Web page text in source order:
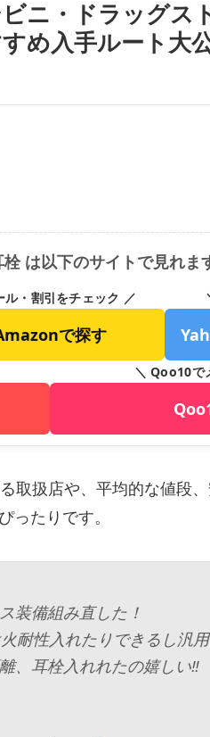
ニ・ドラッグス
め入手ルート大
は以下のサイトで見れま
ル・割引をチェック ／
で探す
＼ Qoo10で
取扱店や、平均的な値段
ったりです。
装備組み直した！
耐性入れたりできるし汎
、耳栓入れれたの嬉しい‼️